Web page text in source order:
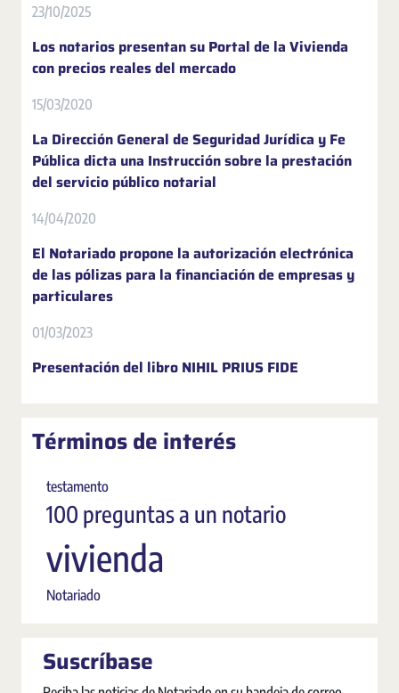
23/10/2025
Los notarios presentan su Portal de la Vivienda
con precios reales del mercado
15/03/2020
La Dirección General de Seguridad Jurídica y Fe
Pública dicta una Instrucción sobre la prestación
del servicio público notarial
14/04/2020
El Notariado propone la autorización electrónica
de las pólizas para la financiación de empresas y
particulares
01/03/2023
Presentación del libro NIHIL PRIUS FIDE
Términos de interés
testamento
100 preguntas a un notario
vivienda
Notariado
Suscríbase